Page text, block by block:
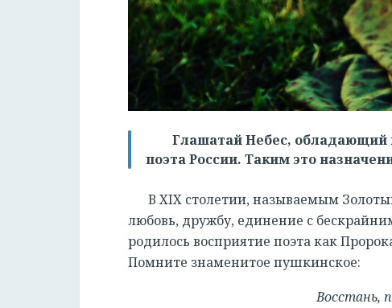
Глашатай Небес, обладающий
поэта России. Таким это
В XIX столетии, называемым
любовь, дружбу, единение с
родилось восприятие поэта как
Помните знаменитое пушкинское:
Восстань,